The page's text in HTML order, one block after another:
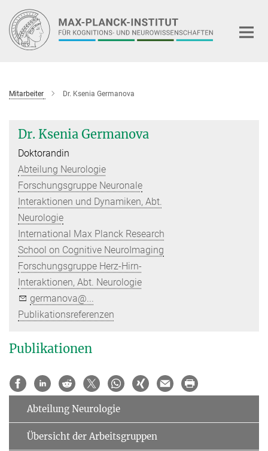
Hauptinhalt
Mitarbeiter Dr. Ksenia Germanova
Dr. Ksenia Germanova
Doktorandin
Abteilung Neurologie
Forschungsgruppe Neuronale
Interaktionen und Dynamiken, Abt.
Neurologie
International Max Planck Research
School on Cognitive NeuroImaging
Forschungsgruppe Herz-Hirn-
Interaktionen, Abt. Neurologie
germanova@...
Publikationsreferenzen
Publikationen
Abteilung Neurologie
Übersicht der Arbeitsgruppen